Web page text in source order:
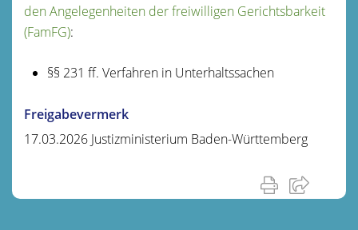
den Angelegenheiten der freiwilligen Gerichtsbarkeit
(FamFG):
§§ 231 ff. Verfahren in Unterhaltssachen
Freigabevermerk
17.03.2026 Justizministerium Baden-Württemberg